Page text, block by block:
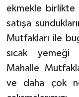
ekmekle
satışa
Mutfakları ile
sıcak yemeği
Mahalle
ve daha çok